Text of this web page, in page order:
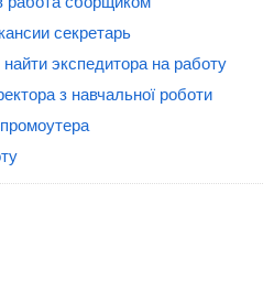
секретарь
найти экспедитора на работу
з навчальної роботи